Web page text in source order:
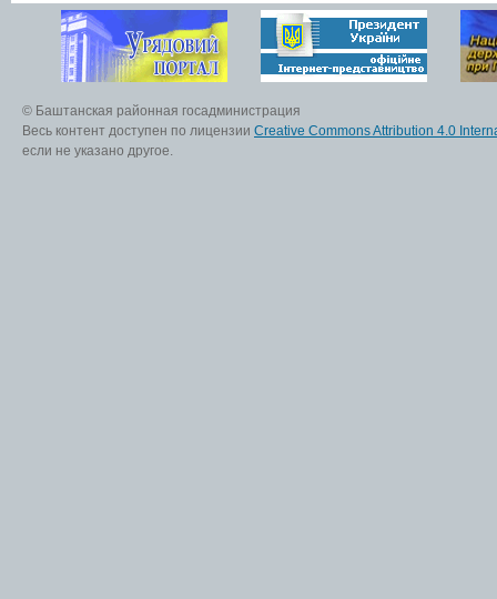
© Баштанская районная госадминистрация
Весь контент доступен по лицензии Creative Commons Attribution 4.0
если не указано другое.